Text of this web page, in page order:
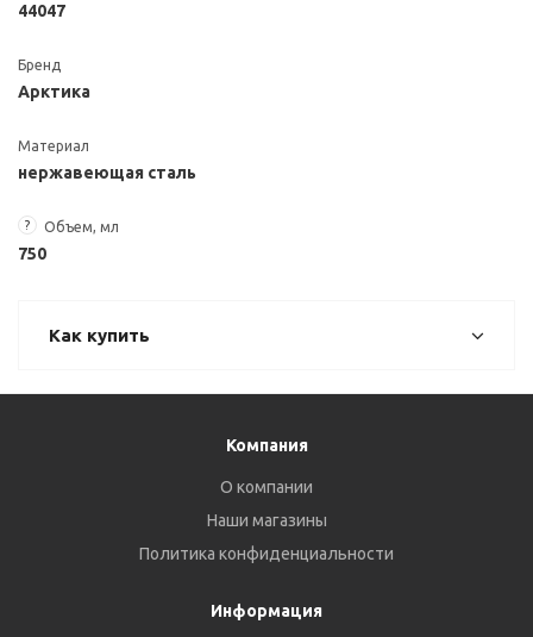
44047
Бренд
Арктика
Материал
нержавеющая сталь
? Объем, мл
750
Как купить
Компания
О компании
Наши магазины
Политика конфиденциальности
Информация